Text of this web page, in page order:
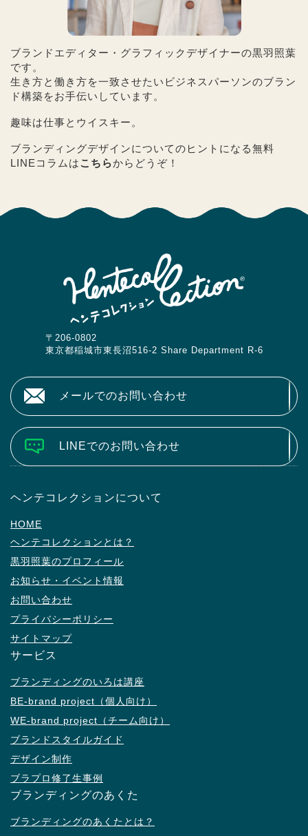
ブランドエディター・グラフィックデザイナーの黒羽照葉
です。
生き方と働き方を一致させたいビジネスパーソンのブラン
ド構築をお手伝いしています。
趣味は仕事とウイスキー。
ブランディングデザインについてのヒントになる無料
LINEコラムはこちらからどうぞ！
〒206-0802
東京都稲城市東長沼516-2 Share Department R-6
メールでのお問い合わせ
LINEでのお問い合わせ
ヘンテコレクションについて
HOME
ヘンテコレクションとは？
黒羽照葉のプロフィール
お知らせ・イベント情報
お問い合わせ
プライバシーポリシー
サイトマップ
サービス
ブランディングのいろは講座
BE-brand project（個人向け）
WE-brand project（チーム向け）
ブランドスタイルガイド
デザイン制作
ブラプロ修了生事例
ブランディングのあくた
ブランディングのあくたとは？